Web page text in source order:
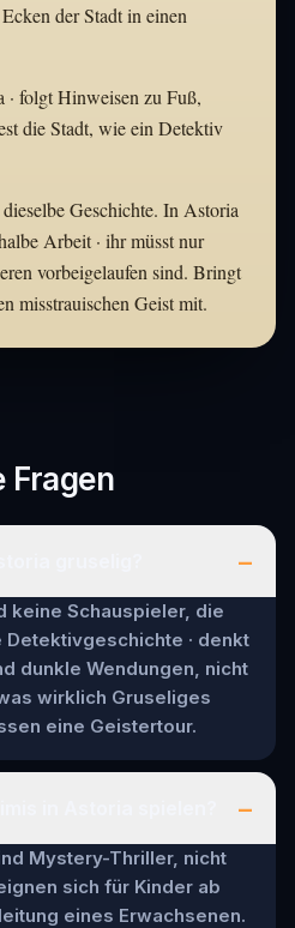
der Stadt in einen
folgt Hinweisen zu Fuß,
die Stadt, wie ein Detektiv
Geschichte. In Astoria
Arbeit · ihr müsst nur
vorbeigelaufen sind. Bringt
misstrauischen Geist mit.
Fragen
–
keine Schauspieler, die
Detektivgeschichte · denkt
dunkle Wendungen, nicht
wirklich Gruseliges
eine Geistertour.
–
Mystery-Thriller, nicht
sich für Kinder ab
eines Erwachsenen.